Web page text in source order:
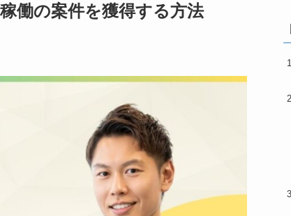
働の案件を獲得する方法